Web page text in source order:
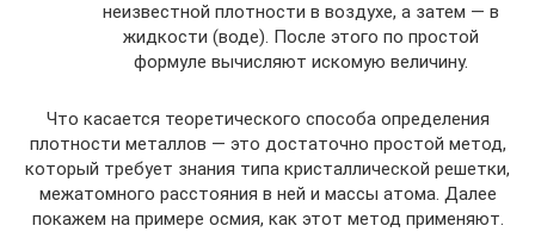
неизвестной плотности в воздухе, а затем — в
жидкости (воде). После этого по простой
формуле вычисляют искомую величину.
Что касается теоретического способа определения
плотности металлов — это достаточно простой метод,
который требует знания типа кристаллической решетки,
межатомного расстояния в ней и массы атома. Далее
покажем на примере осмия, как этот метод применяют.